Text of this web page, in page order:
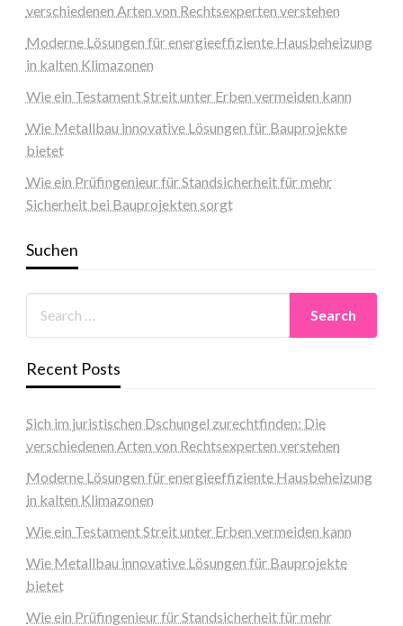
verschiedenen Arten von Rechtsexperten verstehen
Moderne Lösungen für energieeffiziente Hausbeheizung
in kalten Klimazonen
Wie ein Testament Streit unter Erben vermeiden kann
Wie Metallbau innovative Lösungen für Bauprojekte
bietet
Wie ein Prüfingenieur für Standsicherheit für mehr
Sicherheit bei Bauprojekten sorgt
Suchen
Recent Posts
Sich im juristischen Dschungel zurechtfinden: Die
verschiedenen Arten von Rechtsexperten verstehen
Moderne Lösungen für energieeffiziente Hausbeheizung
in kalten Klimazonen
Wie ein Testament Streit unter Erben vermeiden kann
Wie Metallbau innovative Lösungen für Bauprojekte
bietet
Wie ein Prüfingenieur für Standsicherheit für mehr